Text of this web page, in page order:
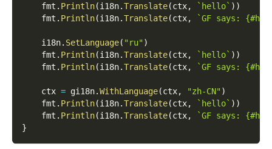
    fmt
. Println(i18n.Translate(ctx, `hello` ) )
    fmt
. Println(i18n.Translate(ctx, `GF says:
    i18n
. SetLanguage( "ru")
    fmt
. Println(i18n.Translate(ctx, `hello` ) )
    fmt
. Println(i18n.Translate(ctx, `GF says:
    ctx
= gi18n.WithLanguage(ctx, "zh-CN")
    fmt
. Println(i18n.Translate(ctx, `hello` ) )
    fmt
. Println(i18n.Translate(ctx,
`GF says:
}